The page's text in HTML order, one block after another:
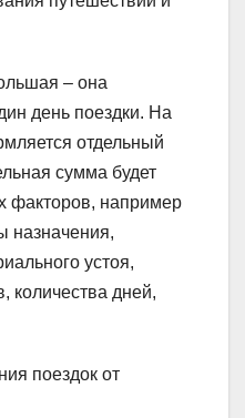
– она
день поездки. На
отдельный
сумма будет
факторов, например
назначения,
устоя,
количества дней,
поездок от